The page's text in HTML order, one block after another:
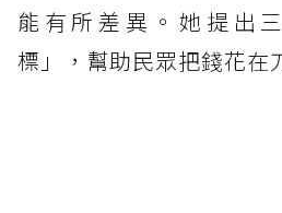
能有所差異。她提出
標」，幫助民眾把錢花在